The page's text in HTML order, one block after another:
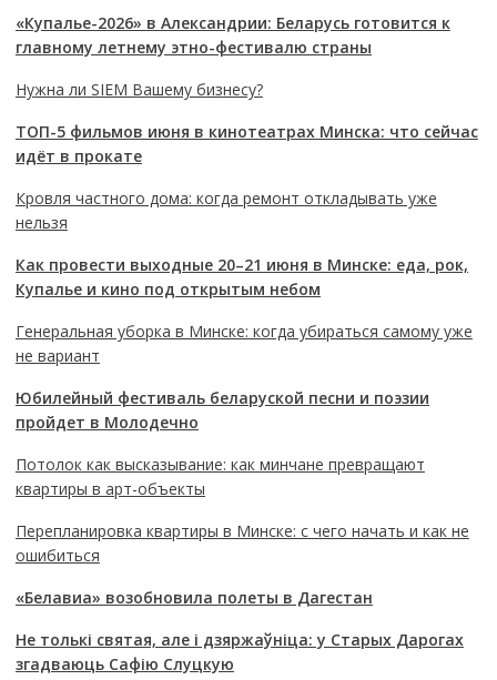
«Купалье-2026» в Александрии: Беларусь готовится к
главному летнему этно-фестивалю страны
Нужна ли SIEM Вашему бизнесу?
ТОП-5 фильмов июня в кинотеатрах Минска: что сейчас
идёт в прокате
Кровля частного дома: когда ремонт откладывать уже
нельзя
Как провести выходные 20–21 июня в Минске: еда, рок,
Купалье и кино под открытым небом
Генеральная уборка в Минске: когда убираться самому уже
не вариант
Юбилейный фестиваль беларуской песни и поэзии
пройдет в Молодечно
Потолок как высказывание: как минчане превращают
квартиры в арт-объекты
Перепланировка квартиры в Минске: с чего начать и как не
ошибиться
«Белавиа» возобновила полеты в Дагестан
Не толькі святая, але і дзяржаўніца: у Старых Дарогах
згадваюць Сафію Слуцкую